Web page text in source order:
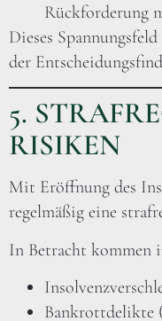
Rückforderung
Dieses
der
5.
RISIKEN
Mit Eröffnung des
regelmäßig eine
In Betracht kommen
Bankrottdelikte